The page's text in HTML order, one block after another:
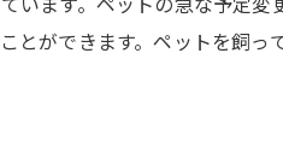
ます。ペットの急な予定変
ができます。ペットを飼っ